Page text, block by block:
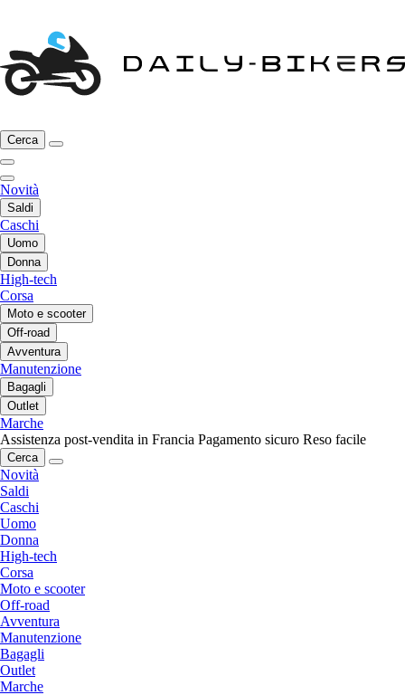
Cerca
Novità
Saldi
Caschi
Uomo
Donna
High-tech
Corsa
Moto e scooter
Off-road
Avventura
Manutenzione
Bagagli
Outlet
Marche
Assistenza post-vendita in Francia Pagamento sicuro Reso facile
Cerca
Novità
Saldi
Caschi
Uomo
Donna
High-tech
Corsa
Moto e scooter
Off-road
Avventura
Manutenzione
Bagagli
Outlet
Marche